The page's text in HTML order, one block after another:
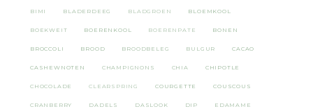
BIMI BLADERDEEG BLADGROEN BLOEMKOOL
BOEKWEIT BOERENKOOL BOERENPATE BONEN
BROCCOLI BROOD BROODBELEG BULGUR CACAO
CASHEWNOTEN CHAMPIGNONS CHIA CHIPOTLE
CHOCOLADE CLEARSPRING COURGETTE COUSCOUS
CRANBERRY DADELS DASLOOK DIP EDAMAME